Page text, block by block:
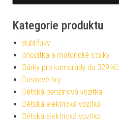
Kategorie produktu
Bublifuky
chodítka a motorické stolky
Dárky pro kamarády do 329 Kč
Deskové hry
Dětská benzínová vozítka
Dětská elektrická vozítka
Dětská elektrická vozítka